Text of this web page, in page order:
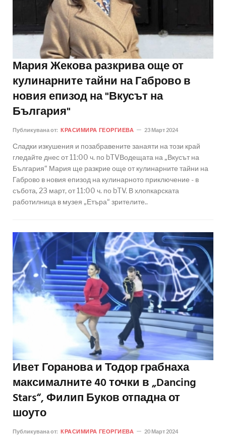
Мария Жекова разкрива още от
кулинарните тайни на Габрово в
новия епизод на "Вкусът на
България"
Публикувана от: КРАСИМИРА ГЕОРГИЕВА 23 Март 2024
Сладки изкушения и позабравените занаяти на този край
гледайте днес от 11:00 ч. по bTVВодещата на „Вкусът на
България“ Мария ще разкрие още от кулинарните тайни на
Габрово в новия епизод на кулинарното приключение - в
събота, 23 март, от 11:00 ч. по bTV. В хлопкарската
работилница в музея „Етъра“ зрителите..
Ивет Горанова и Тодор грабнаха
максималните 40 точки в „Dancing
Stars“, Филип Буков отпадна от
шоуто
Публикувана от: КРАСИМИРА ГЕОРГИЕВА 20 Март 2024